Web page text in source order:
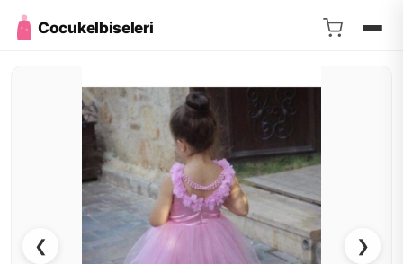
Cocukelbiseleri
❮ ❯